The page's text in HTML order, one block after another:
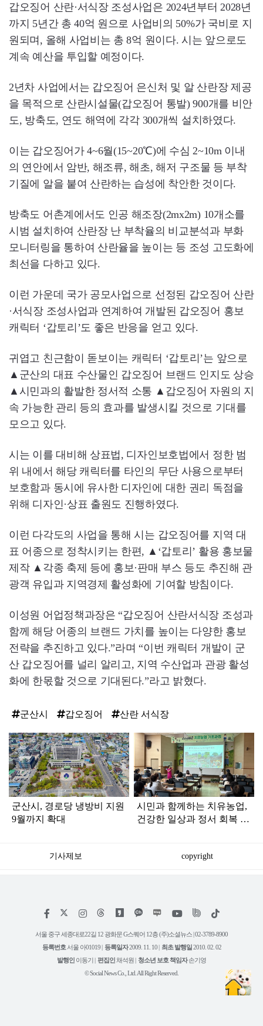
갑오징어 산란·서식장 조성사업은 2024년부터 2028년
까지 5년간 총 40억 원으로 사업비의 50%가 국비로 지
원되며, 올해 사업비는 총 8억 원이다. 시는 앞으로도
계속 예산을 투입할 예정이다.
2년차 사업에서는 갑오징어 은신처 및 알 산란장 제공
을 목적으로 산란시설물(갑오징어 통발) 900개를 비안
도, 방축도, 연도 해역에 각각 300개씩 설치하였다.
이는 갑오징어가 4~6월(15~20℃)에 수심 2~10m 이내
의 연안에서 암반, 해조류, 해초, 해저 구조물 등 부착
기질에 알을 붙여 산란하는 습성에 착안한 것이다.
방축도 어촌계에서도 인공 해조장(2mx2m) 10개소를
시범 설치하여 산란장 난 부착율의 비교분석과 부화
모니터링을 통하여 산란율을 높이는 등 조성 고도화에
최선을 다하고 있다.
이런 가운데 국가 공모사업으로 선정된 갑오징어 산란
·서식장 조성사업과 연계하여 개발된 갑오징어 홍보
캐릭터 ‘갑토리’도 좋은 반응을 얻고 있다.
귀엽고 친근함이 돋보이는 캐릭터 ‘갑토리’는 앞으로
▲군산의 대표 수산물인 갑오징어 브랜드 인지도 상승
▲시민과의 활발한 정서적 소통 ▲갑오징어 자원의 지
속 가능한 관리 등의 효과를 발생시킬 것으로 기대를
모으고 있다.
시는 이를 대비해 상표법, 디자인보호법에서 정한 범
위 내에서 해당 캐릭터를 타인의 무단 사용으로부터
보호함과 동시에 유사한 디자인에 대한 권리 독점을
위해 디자인·상표 출원도 진행하였다.
이런 다각도의 사업을 통해 시는 갑오징어를 지역 대
표 어종으로 정착시키는 한편, ▲‘갑토리’ 활용 홍보물
제작 ▲각종 축제 등에 홍보·판매 부스 등도 추진해 관
광객 유입과 지역경제 활성화에 기여할 방침이다.
이성원 어업정책과장은 “갑오징어 산란서식장 조성과
함께 해당 어종의 브랜드 가치를 높이는 다양한 홍보
전략을 추진하고 있다.”라며 “이번 캐릭터 개발이 군
산 갑오징어를 널리 알리고, 지역 수산업과 관광 활성
화에 한몫할 것으로 기대된다.”라고 밝혔다.
군산시 갑오징어 산란 서식장
탑
라
인
군산시, 경로당 냉방비 지원
9월까지 확대
시민과 함께하는 치유농업,
건강한 일상과 정서 회복 돕
기사제보 copyright
페
스
북
인
타
그
램
위
트
리
유
튜
틱
서울 중구 세종대로22길 12 광화문 G스퀘어 12층 (주)소셜뉴스 | 02-3789-8900
등록번호 서울 아01019 | 등록일자2009. 11. 10 | 최초 발행일2010. 02. 02
발행인 이동기 | 편집인채석원 | 청소년 보호 책임자손기영
© Social News Co., Ltd. All Right Reserved.